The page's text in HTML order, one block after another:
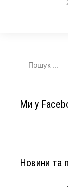
Ми у
Новини та